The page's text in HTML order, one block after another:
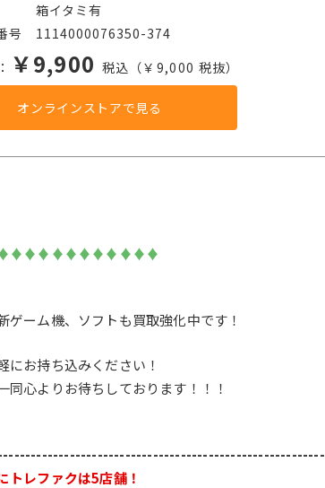
箱イタミ有
号 1114000076350-374
￥9,900 税込（￥9,000 税抜）
オンラインストアで見る
ゲーム機、ソフトも買取強化中です！
にお持ち込みください！
同心よりお待ちしております！！！
トレファクは5店舗！